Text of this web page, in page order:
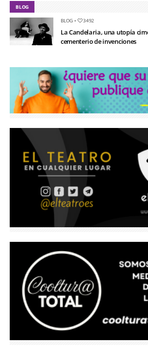
BLOG
BLOG • 3492
La Candelaria, una utopía
cementerio de invenciones